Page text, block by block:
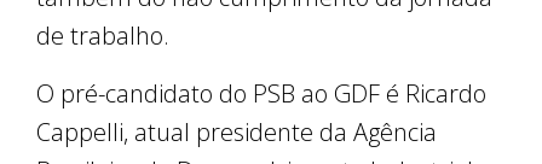
de trabalho.
O pré-candidato do PSB ao GDF é Ricardo
Cappelli, atual presidente da Agência